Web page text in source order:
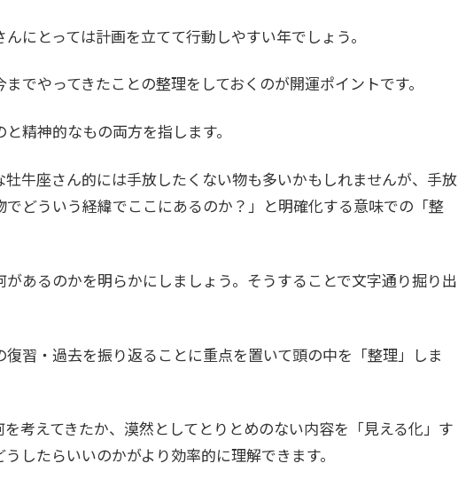
にとっては計画を立てて行動しやすい年でしょう。
でやってきたことの整理をしておくのが開運ポイントです。
精神的なもの両方を指します。
牛座さん的には手放したくない物も多いかもしれませんが、手放
どういう経緯でここにあるのか？」と明確化する意味での「整
あるのかを明らかにしましょう。そうすることで文字通り掘り出
習・過去を振り返ることに重点を置いて頭の中を「整理」しま
考えてきたか、漠然としてとりとめのない内容を「見える化」す
したらいいのかがより効率的に理解できます。